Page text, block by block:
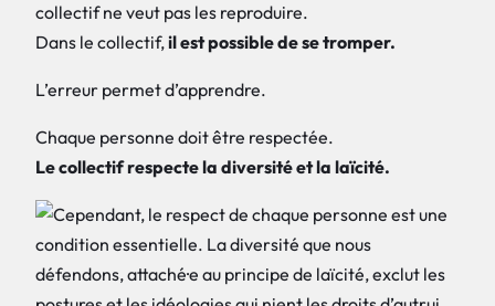
collectif ne veut pas les reproduire.
Dans le collectif,il est possible de se tromper.
L’erreur permet d’apprendre.
Chaque personne doit être respectée.
Le collectif respecte la diversité et la laïcité.